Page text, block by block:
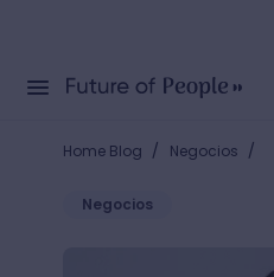
Home Blog / Negocios /
Negocios